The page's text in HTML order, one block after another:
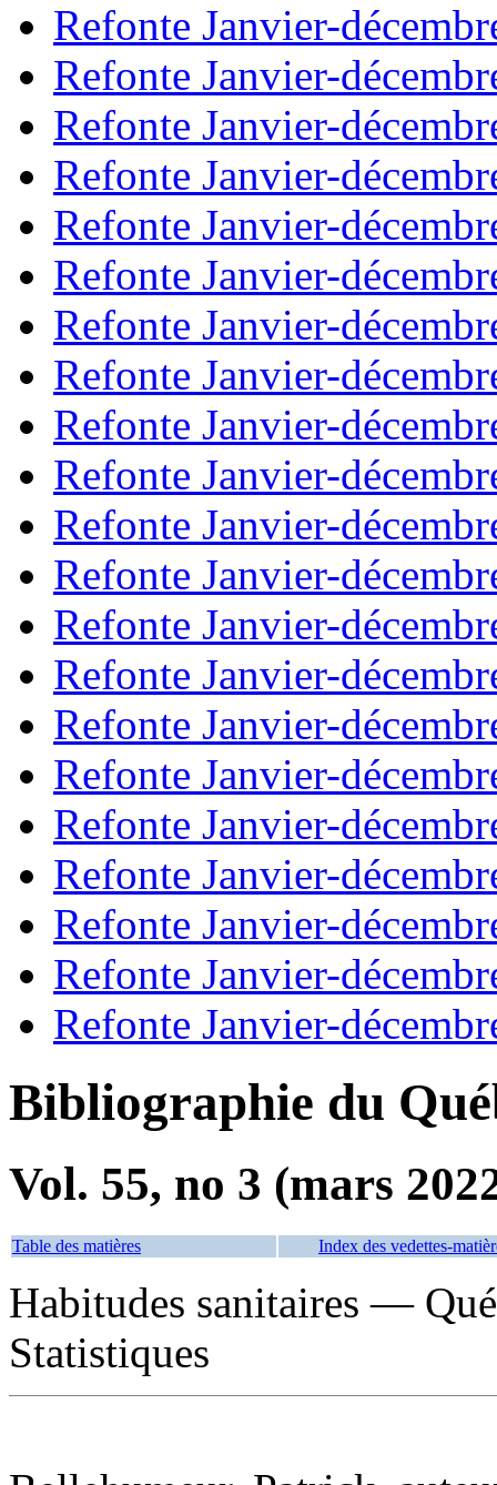
Refonte Janvier-
Refonte Janvier-
Refonte Janvier-
Refonte Janvier-
Refonte Janvier-
Refonte Janvier-
Refonte Janvier-
Refonte Janvier-
Refonte Janvier-
Refonte Janvier-
Refonte Janvier-
Refonte Janvier-
Refonte Janvier-
Refonte Janvier-
Refonte Janvier-
Refonte Janvier-
Refonte Janvier-
Refonte Janvier-
Refonte Janvier-
Refonte Janvier-
Refonte Janvier-
Bibliographie du
Vol. 55, no 3 (mars
Table des matières Index des vedettes-
Habitudes sanitaires —
Statistiques